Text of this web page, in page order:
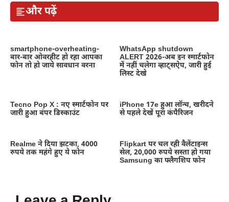
और पढ़ें
smartphone-overheating-
बार-बार ओवरहीट हो रहा आपका
फोन तो हो जाये सावधान वरना
WhatsApp shutdown
ALERT 2026-अब इन स्मार्टफोन
में नहीं चलेगा व्हाट्सऐप, जारी हुई
लिस्ट देखे
Tecno Pop X : नए स्मार्टफोन पर
जारी हुआ बंपर डिस्काउंट
iPhone 17e हुआ लॉन्च, खरीदने
से पहले देखें पूरा कंपैरिजन
Realme ने दिया झटका, 4000
रुपये तक महंगे हुए ये फोन
Flipkart पर चल रही वैलेंटाइन्स
सेल, 20,000 रुपये सस्ता हो गया
Samsung का फ्लैगशिप फोन